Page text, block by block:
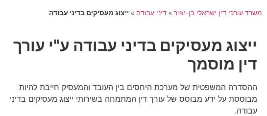
משרד עורכי דין ישראלי בן-יאיר » דיני עבודה » ייצוג מעסיקים בדיני עבודה
ייצוג מעסיקים בדיני עבודה ע"י עורך
דין מוסמך
ההסדרה המשפטית של מערכת היחסים בין העובד והמעסיק חייבת להיות
מבוססת על ידע מבוסס של עורך דין המתמחה בשירותי ייצוג מעסיקים בדיני
עבודה.